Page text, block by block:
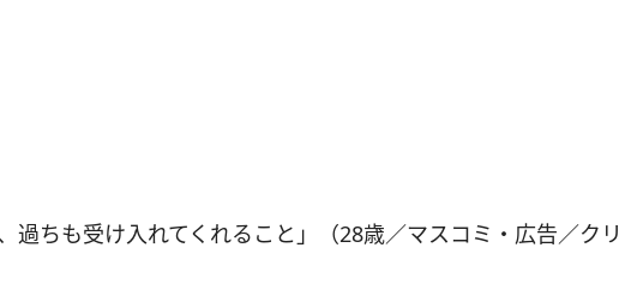
過ちも受け入れてくれること」（28歳／マスコミ・広告／クリ